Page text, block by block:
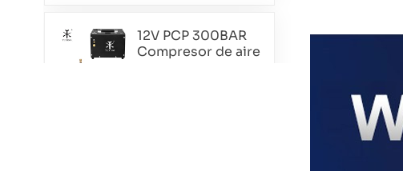
12V PCP 300BAR
Compresor de aire